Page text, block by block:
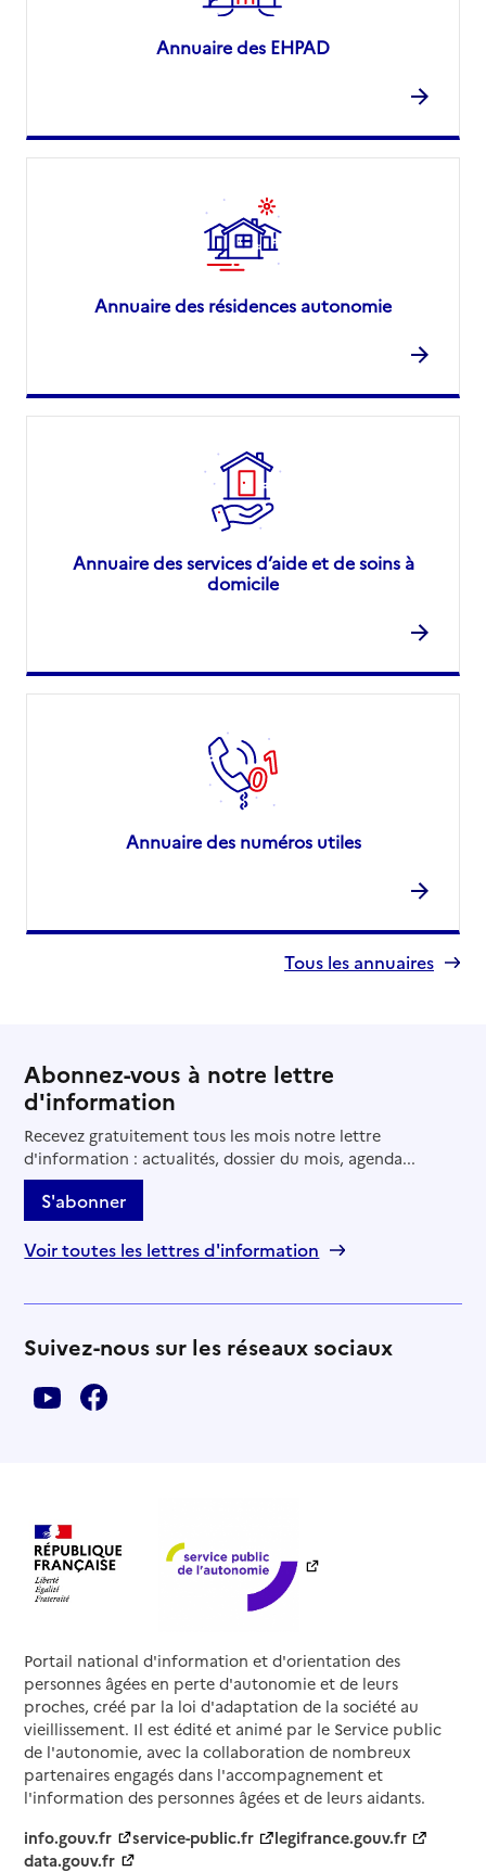
Annuaire des EHPAD
Annuaire des résidences autonomie
Annuaire des services d’aide et de soins à
domicile
Annuaire des numéros utiles
Tous les annuaires
Abonnez-vous à notre lettre
d'information
Recevez gratuitement tous les mois notre lettre
d'information : actualités, dossier du mois, agenda...
S'abonner
Voir toutes les lettres d'information
Suivez-nous sur les réseaux sociaux
Portail national d'information et d'orientation des
personnes âgées en perte d'autonomie et de leurs
proches, créé par la loi d'adaptation de la société au
vieillissement. Il est édité et animé par le Service public
de l'autonomie, avec la collaboration de nombreux
partenaires engagés dans l'accompagnement et
l'information des personnes âgées et de leurs aidants.
info.gouv.fr
service-public.fr
legifrance.gouv.fr
data.gouv.fr